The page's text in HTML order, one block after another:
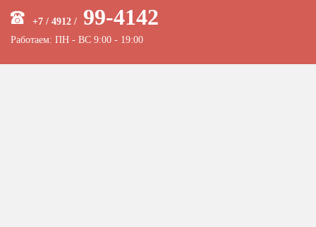
+7 / 4912 / 99-4142
Работаем: ПН - ВС 9:00 - 19:00